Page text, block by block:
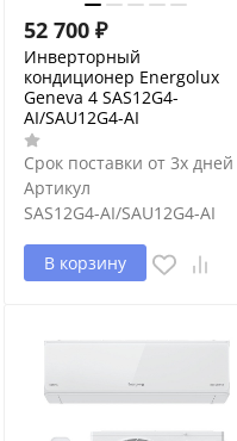
52 700 ₽
Инверторный
кондиционер Energolux
Geneva 4 SAS12G4-
AI/SAU12G4-AI
Срок поставки от 3х дней
Артикул
SAS12G4-AI/SAU12G4-AI
В корзину